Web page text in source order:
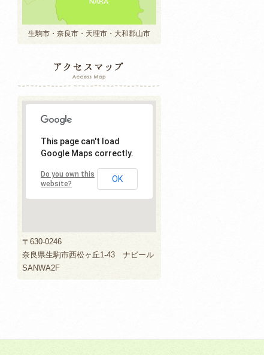
生駒市・奈良市・天理市・大和郡山市
This page can't load
Google Maps correctly.
Do you own this
website?
OK
〒630-0246
奈良県生駒市西松ヶ丘1-43 ナビール
SANWA2F